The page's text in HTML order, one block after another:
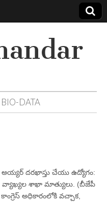
DATA
అయ్యర్‌ దరఖాస్తు చేయు ఉద్యోగం:
వ్యాఖ్యల శాఖా మాత్యులు. (బీజేపీ
అధికారంలోకి వచ్చాక,